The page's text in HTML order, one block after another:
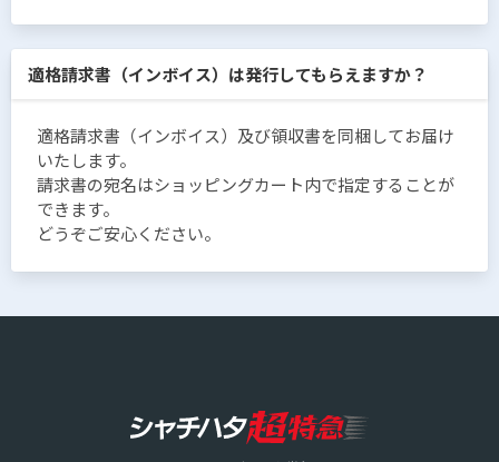
適格請求書（インボイス）は発行してもらえますか？
適格請求書（インボイス）及び領収書を同梱してお届け
いたします。
請求書の宛名はショッピングカート内で指定することが
できます。
どうぞご安心ください。